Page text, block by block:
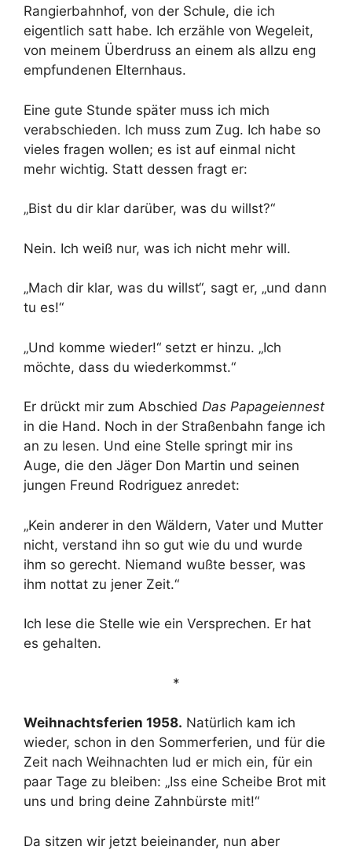
Rangierbahnhof, von der Schule, die ich
eigentlich satt habe. Ich erzähle von Wegeleit,
von meinem Überdruss an einem als allzu eng
empfundenen Elternhaus.
Eine gute Stunde später muss ich mich
verabschieden. Ich muss zum Zug. Ich habe so
vieles fragen wollen; es ist auf einmal nicht
mehr wichtig. Statt dessen fragt er:
„Bist du dir klar darüber, was du willst?“
Nein. Ich weiß nur, was ich nicht mehr will.
„Mach dir klar, was du willst“, sagt er, „und dann
tu es!“
„Und komme wieder!“ setzt er hinzu. „Ich
möchte, dass du wiederkommst.“
Er drückt mir zum Abschied Das Papageiennest
in die Hand. Noch in der Straßenbahn fange ich
an zu lesen. Und eine Stelle springt mir ins
Auge, die den Jäger Don Martin und seinen
jungen Freund Rodriguez anredet:
„Kein anderer in den Wäldern, Vater und Mutter
nicht, verstand ihn so gut wie du und wurde
ihm so gerecht. Niemand wußte besser, was
ihm nottat zu jener Zeit.“
Ich lese die Stelle wie ein Versprechen. Er hat
es gehalten.
*
Weihnachtsferien 1958. Natürlich kam ich
wieder, schon in den Sommerferien, und für die
Zeit nach Weihnachten lud er mich ein, für ein
paar Tage zu bleiben: „Iss eine Scheibe Brot mit
uns und bring deine Zahnbürste mit!“
Da sitzen wir jetzt beieinander, nun aber